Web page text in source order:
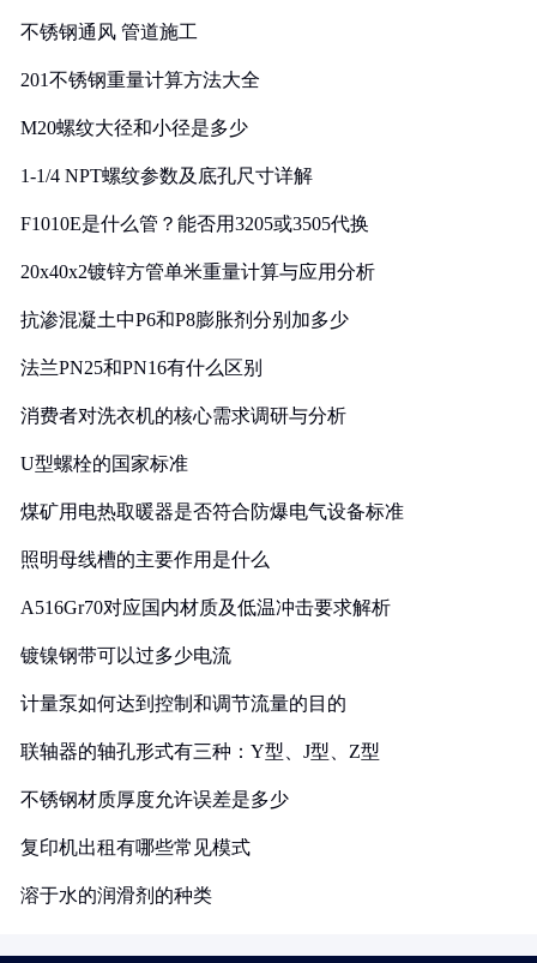
不锈钢通风 管道施工
201不锈钢重量计算方法大全
M20螺纹大径和小径是多少
1-1/4 NPT螺纹参数及底孔尺寸详解
F1010E是什么管？能否用3205或3505代换
20x40x2镀锌方管单米重量计算与应用分析
抗渗混凝土中P6和P8膨胀剂分别加多少
法兰PN25和PN16有什么区别
消费者对洗衣机的核心需求调研与分析
U型螺栓的国家标准
煤矿用电热取暖器是否符合防爆电气设备标准
照明母线槽的主要作用是什么
A516Gr70对应国内材质及低温冲击要求解析
镀镍钢带可以过多少电流
计量泵如何达到控制和调节流量的目的
联轴器的轴孔形式有三种：Y型、J型、Z型
不锈钢材质厚度允许误差是多少
复印机出租有哪些常见模式
溶于水的润滑剂的种类